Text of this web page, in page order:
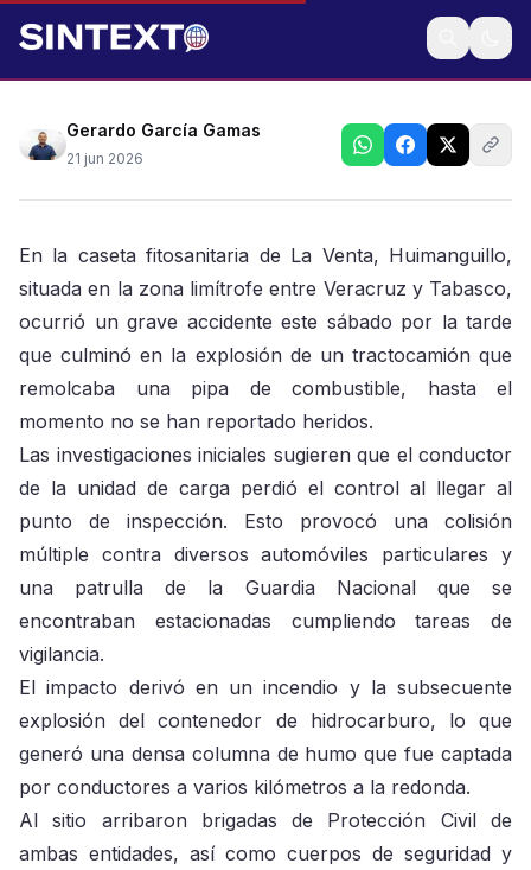
No se han reportado heridos por el siniestro
Gerardo García Gamas
21 jun 2026
En la caseta fitosanitaria de La Venta, Huimanguillo,
situada en la zona limítrofe entre Veracruz y Tabasco,
ocurrió un grave accidente este sábado por la tarde
que culminó en la explosión de un tractocamión que
remolcaba una pipa de combustible, hasta el
momento no se han reportado heridos.
Las investigaciones iniciales sugieren que el conductor
de la unidad de carga perdió el control al llegar al
punto de inspección. Esto provocó una colisión
múltiple contra diversos automóviles particulares y
una patrulla de la Guardia Nacional que se
encontraban estacionadas cumpliendo tareas de
vigilancia.
El impacto derivó en un incendio y la subsecuente
explosión del contenedor de hidrocarburo, lo que
generó una densa columna de humo que fue captada
por conductores a varios kilómetros a la redonda.
Al sitio arribaron brigadas de Protección Civil de
ambas entidades, así como cuerpos de seguridad y